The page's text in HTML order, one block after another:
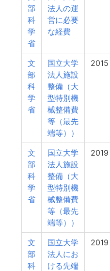
部
科
学
省
法人の運
営に必要
な経費
文
部
科
学
省
国立大学
法人施設
整備（大
型特別機
械整備費
等（最先
端等））
2015
文
部
科
学
省
国立大学
法人施設
整備（大
型特別機
械整備費
等（最先
端等））
2019
文
部
科
国立大学
法人にお
ける先端
2019